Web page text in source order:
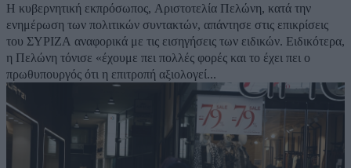
H κυβερνητική εκπρόσωπος, Αριστοτελία Πελώνη, κατά την
ενημέρωση των πολιτικών συντακτών, απάντησε στις επικρίσεις
του ΣΥΡΙΖΑ αναφορικά με τις εισηγήσεις των ειδικών. Ειδικότερα,
η Πελώνη τόνισε «έχουμε πει πολλές φορές και το έχει πει ο
πρωθυπουργός ότι η επιτροπή αξιολογεί...